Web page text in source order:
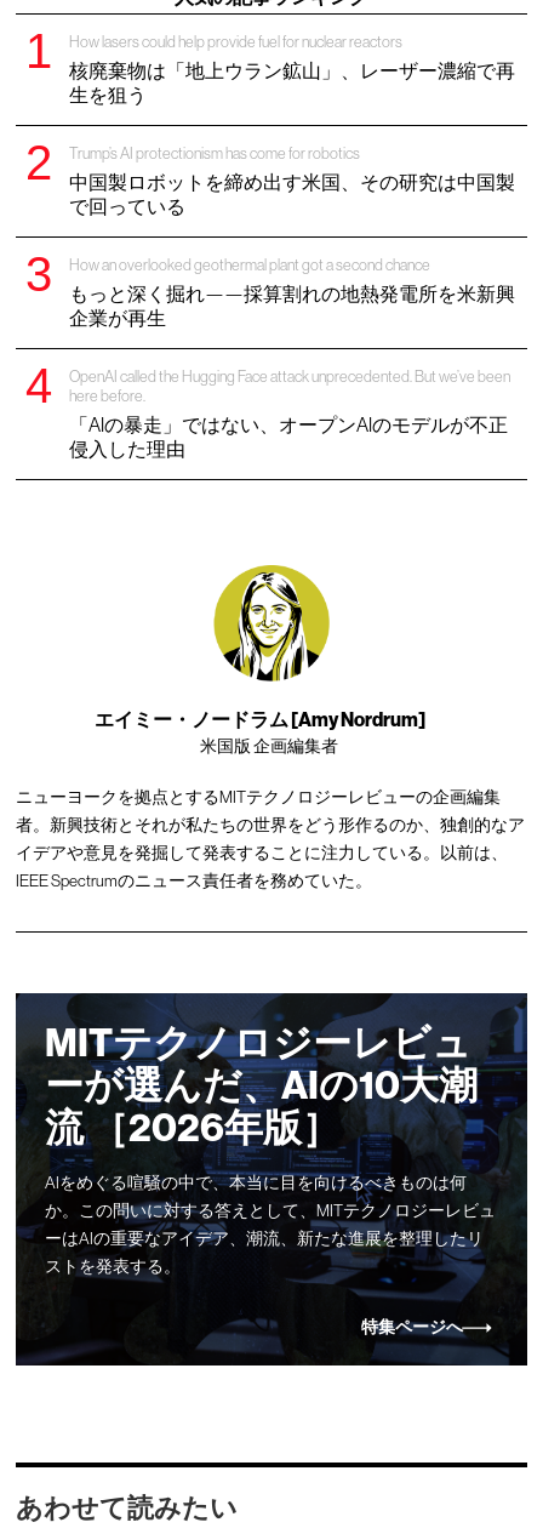
How lasers could help provide fuel for nuclear reactors
核廃棄物は「地上ウラン鉱山」、レーザー濃縮で再
生を狙う
Trump’s AI protectionism has come for robotics
中国製ロボットを締め出す米国、その研究は中国製
で回っている
How an overlooked geothermal plant got a second chance
もっと深く掘れ——採算割れの地熱発電所を米新興
企業が再生
OpenAI called the Hugging Face attack unprecedented. But we’ve been
here before.
「AIの暴走」ではない、オープンAIのモデルが不正
侵入した理由
エイミー・ノードラム [Amy Nordrum]
米国版 企画編集者
ニューヨークを拠点とするMITテクノロジーレビューの企画編集
者。新興技術とそれが私たちの世界をどう形作るのか、独創的なア
イデアや意見を発掘して発表することに注力している。以前は、
IEEE Spectrumのニュース責任者を務めていた。
MITテクノロジーレビュ
ーが選んだ、AIの10大潮
流 ［2026年版］
AIをめぐる喧騒の中で、本当に目を向けるべきものは何
か。この問いに対する答えとして、MITテクノロジーレビュ
ーはAIの重要なアイデア、潮流、新たな進展を整理したリ
ストを発表する。
特集ページへ
あわせて読みたい